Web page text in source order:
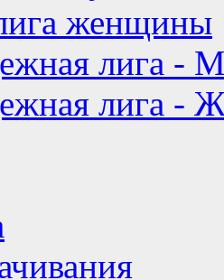
женщины
лига -
лига -